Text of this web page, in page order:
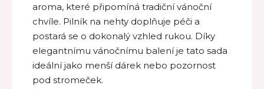
aroma, které připomíná tradiční vánoční
chvíle. Pilník na nehty doplňuje péči a
postará se o dokonalý vzhled rukou. Díky
elegantnímu vánočnímu balení je tato sada
ideální jako menší dárek nebo pozornost
pod stromeček.